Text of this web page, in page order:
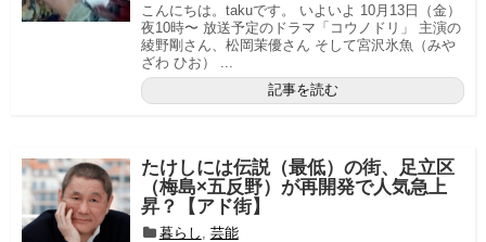
こんにちは。takuです。 いよいよ 10月13日（金）
夜10時〜 放送予定のドラマ「コウノドリ」 主演の
綾野剛さん、松岡茉優さん そして宮沢氷魚（みや
ざわ ひお） ...
記事を読む
たけしには伝説（最低）の街、足立区
（梅島×五反野）が再開発で人気急上
昇？【アド街】
暮らし
芸能